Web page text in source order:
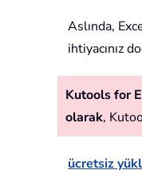
Aslında,
ihtiyacınız
Kutools for
olarak,
ücretsiz